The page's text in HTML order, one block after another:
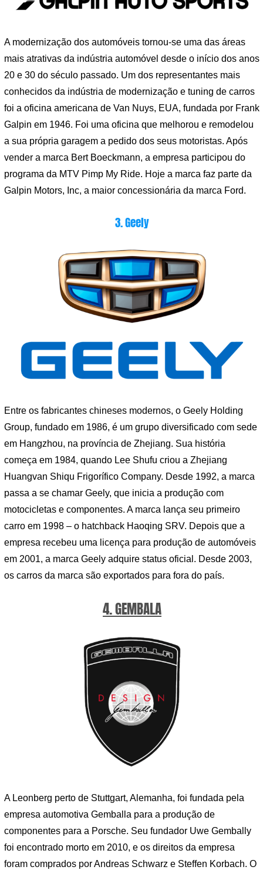
A modernização dos automóveis tornou-se uma das áreas
mais atrativas da indústria automóvel desde o início dos anos
20 e 30 do século passado. Um dos representantes mais
conhecidos da indústria de modernização e tuning de carros
foi a oficina americana de Van Nuys, EUA, fundada por Frank
Galpin em 1946. Foi uma oficina que melhorou e remodelou
a sua própria garagem a pedido dos seus motoristas. Após
vender a marca Bert Boeckmann, a empresa participou do
programa da MTV Pimp My Ride. Hoje a marca faz parte da
Galpin Motors, Inc, a maior concessionária da marca Ford.
3. Geely
Entre os fabricantes chineses modernos, o Geely Holding
Group, fundado em 1986, é um grupo diversificado com sede
em Hangzhou, na província de Zhejiang. Sua história
começa em 1984, quando Lee Shufu criou a Zhejiang
Huangvan Shiqu Frigorífico Company. Desde 1992, a marca
passa a se chamar Geely, que inicia a produção com
motocicletas e componentes. A marca lança seu primeiro
carro em 1998 – o hatchback Haoqing SRV. Depois que a
empresa recebeu uma licença para produção de automóveis
em 2001, a marca Geely adquire status oficial. Desde 2003,
os carros da marca são exportados para fora do país.
4. GEMBALA
A Leonberg perto de Stuttgart, Alemanha, foi fundada pela
empresa automotiva Gemballa para a produção de
componentes para a Porsche. Seu fundador Uwe Gembally
foi encontrado morto em 2010, e os direitos da empresa
foram comprados por Andreas Schwarz e Steffen Korbach. O